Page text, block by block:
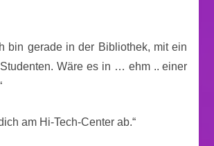
bin gerade in der Bibliothek, mit ein
Wäre es in … ehm .. einer
am Hi-Tech-Center ab.“